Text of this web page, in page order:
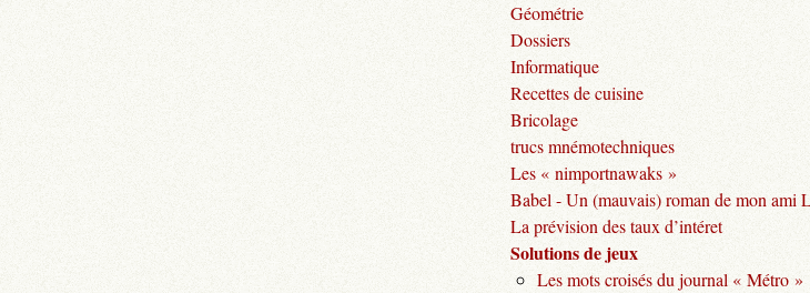
Géométrie
Dossiers
Informatique
Recettes de cuisine
Bricolage
trucs mnémotechniques
Les « nimportnawaks »
Babel - Un (mauvais) roman de mon ami
La prévision des taux d’intéret
Solutions de jeux
Les mots croisés du journal « Métro »